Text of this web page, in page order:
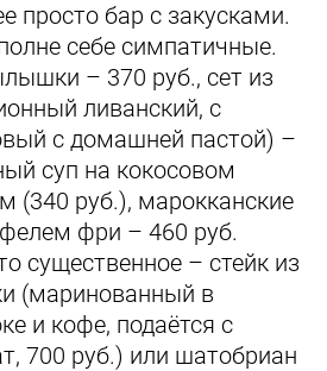
просто бар с закусками.
себе симпатичные.
– 370 руб., сет из
ливанский, с
с домашней пастой) –
суп на кокосовом
(340 руб.), марокканские
фри – 460 руб.
существенное – стейк из
(маринованный в
и кофе, подаётся с
700 руб.) или шатобриан